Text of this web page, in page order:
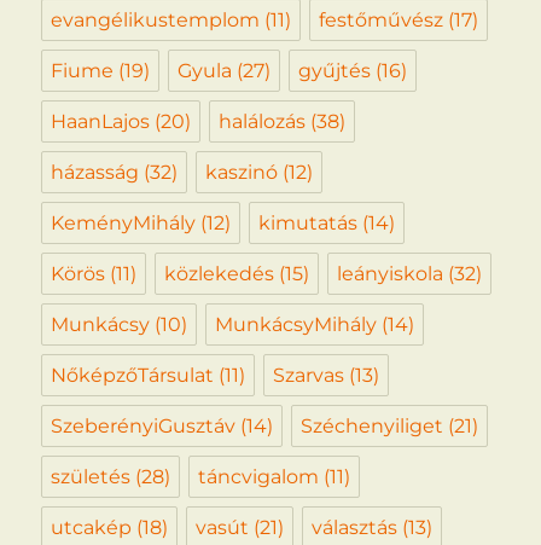
evangélikustemplom (11) festőművész (17)
Fiume (19) Gyula (27) gyűjtés (16)
HaanLajos (20) halálozás (38)
házasság (32) kaszinó (12)
KeményMihály (12) kimutatás (14)
Körös (11) közlekedés (15) leányiskola (32)
Munkácsy (10) MunkácsyMihály (14)
NőképzőTársulat (11) Szarvas (13)
SzeberényiGusztáv (14) Széchenyiliget (21)
születés (28) táncvigalom (11)
utcakép (18) vasút (21) választás (13)